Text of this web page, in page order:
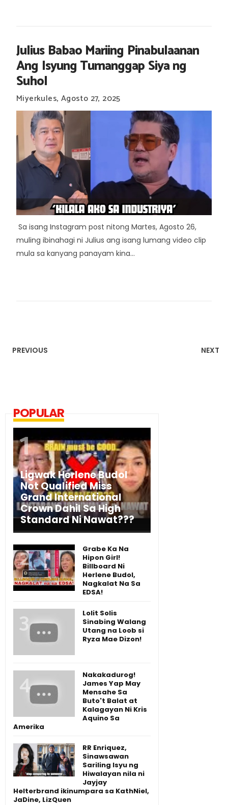
Julius Babao Mariing Pinabulaanan
Ang Isyung Tumanggap Siya ng
Suhol
Miyerkules, Agosto 27, 2025
Sa isang Instagram post nitong Martes, Agosto 26,
muling ibinahagi ni Julius ang isang lumang video clip
mula sa kanyang panayam kina...
PREVIOUS NEXT
POPULAR
Ligwak Herlene Budol
Not Qualified Miss
Grand International
Crown Dahil Sa High
Standard Ni Nawat???
Grabe Ka Na
Hipon Girl!
Billboard Ni
Herlene Budol,
Nagkalat Na Sa
EDSA!
Lolit Solis
Sinabing Walang
Utang na Loob si
Ryza Mae Dizon!
Nakakadurog!
James Yap May
Mensahe Sa
Buto't Balat at
Kalagayan Ni Kris
Aquino Sa
Amerika
RR Enriquez,
Sinawsawan
Sariling Isyu ng
Hiwalayan nila ni
Jayjay
Helterbrand ikinumpara sa KathNiel,
JaDine, LizQuen